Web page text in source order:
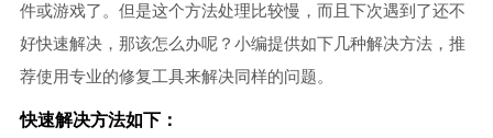
件或游戏了。但是这个方法处理比较慢，而且下次遇到了还不
好快速解决，那该怎么办呢？小编提供如下几种解决方法，推
荐使用专业的修复工具来解决同样的问题。
快速解决方法如下：